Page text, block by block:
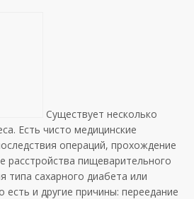
Существует несколько
Есть чисто медицинские
операций, прохождение
расстройства пищеварительного
типа сахарного диабета или
есть и другие причины: переедание